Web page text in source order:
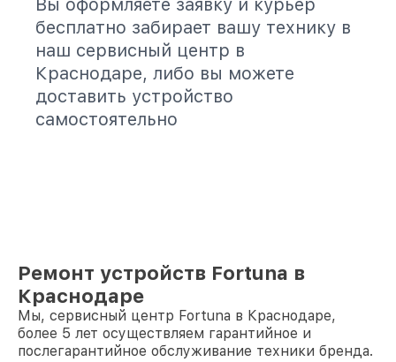
Вы оформляете заявку и курьер
бесплатно забирает вашу технику в
наш сервисный центр в
Краснодаре, либо вы можете
доставить устройство
самостоятельно
Ремонт устройств Fortuna в
Краснодаре
Мы, сервисный центр Fortuna в Краснодаре,
более 5 лет осуществляем гарантийное и
послегарантийное обслуживание техники бренда.